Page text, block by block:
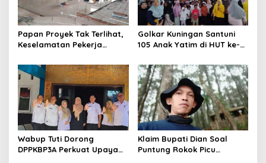
Papan Proyek Tak Terlihat,
Keselamatan Pekerja
Gedung DPRD Kuningan
Golkar Kuningan Santuni
105 Anak Yatim di HUT ke-
Doakan Partai Semakin
Berjaya
Wabup Tuti Dorong
DPPKBP3A Perkuat Upaya
Klaim Bupati Dian Soal
Puntung Rokok Picu